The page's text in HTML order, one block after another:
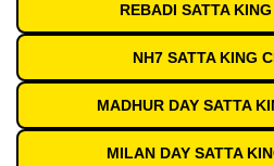
REBADI SATTA
NH7 SATTA KING
MADHUR DAY SATTA
MILAN DAY SATTA